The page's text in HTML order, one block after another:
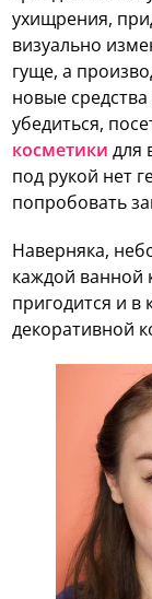
ухищрения,
визуально
гуще, а
новые
убедиться,
косметики для
под рукой нет
попробовать
Наверняка,
каждой ванной
пригодится и в
декоративной